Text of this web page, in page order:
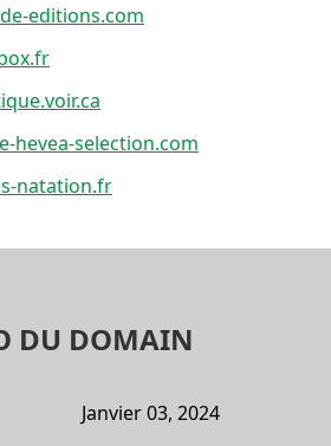
editions.com
hevea-selection.com
natation.fr
DU DOMAIN
Janvier 03, 2024